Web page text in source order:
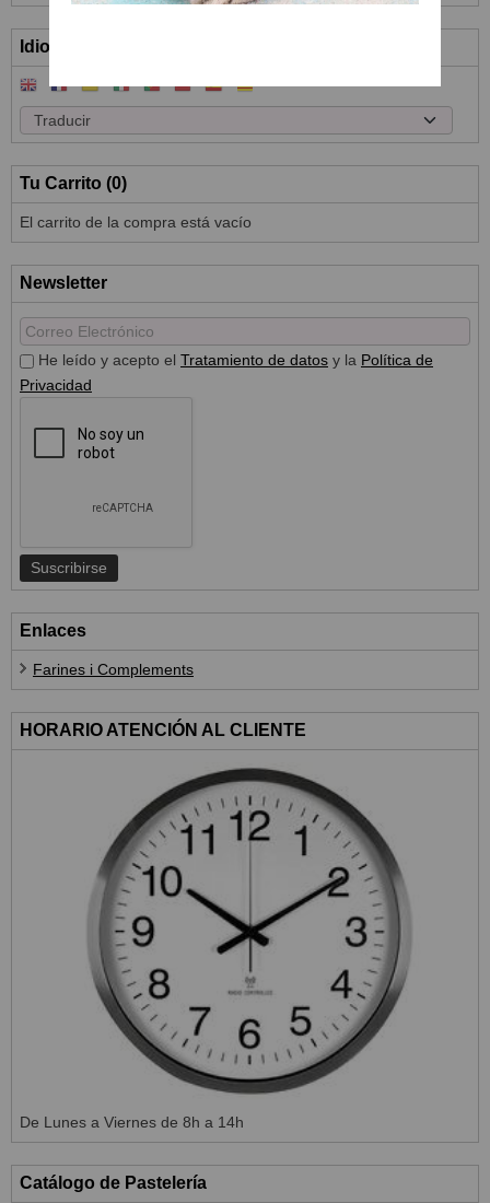
Idioma
Tu Carrito (0)
El carrito de la compra está vacío
Newsletter
He leído y acepto el Tratamiento de datos y la Política de
Privacidad
Enlaces
Farines i Complements
HORARIO ATENCIÓN AL CLIENTE
De Lunes a Viernes de 8h a 14h
Catálogo de Pastelería